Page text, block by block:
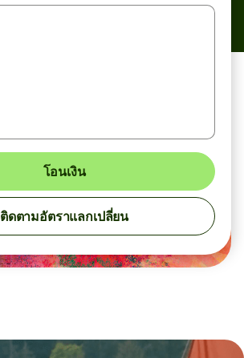
โอนเงิน
ติดตามอัตราแลกเปลี่ยน